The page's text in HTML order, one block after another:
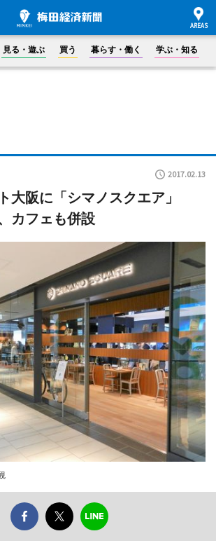
見る・遊ぶ 買う 暮らす・働く 学ぶ・知る
2017.02.13
大阪に「シマノスクエア」
カフェも併設